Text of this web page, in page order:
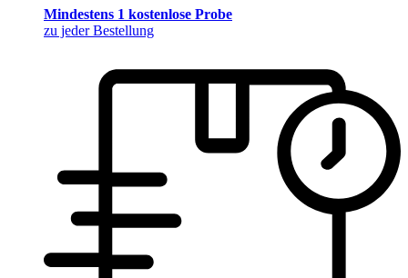
Mindestens 1 kostenlose Probe
zu jeder Bestellung